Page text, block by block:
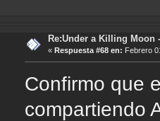
Re:Under a Killing Moon
« Respuesta #68 en: Febrero
Confirmo que
compartiendo